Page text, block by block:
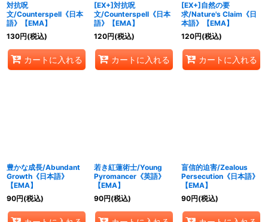
対抗呪
文/Counterspell《日本
語》【EMA】
130円(税込)
カートに入れる
[EX+]対抗呪
文/Counterspell《日本
語》【EMA】
120円(税込)
カートに入れる
[EX+]自然の要
求/Nature's Claim《日
本語》【EMA】
120円(税込)
カートに入れる
豊かな成長/Abundant
Growth《日本語》
【EMA】
90円(税込)
若き紅蓮術士/Young
Pyromancer《英語》
【EMA】
90円(税込)
盲信的迫害/Zealous
Persecution《日本語》
【EMA】
90円(税込)